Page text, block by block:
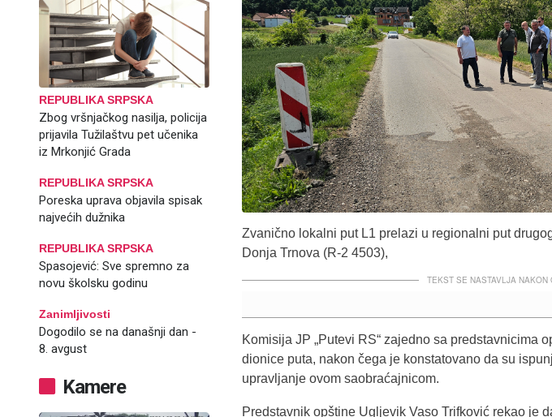
REPUBLIKA SRPSKA
Zbog vršnjačkog nasilja, policija
prijavila Tužilaštvu pet učenika
iz Mrkonjić Grada
REPUBLIKA SRPSKA
Poreska uprava objavila spisak
najvećih dužnika
REPUBLIKA SRPSKA
Spasojević: Sve spremno za
novu školsku godinu
Zanimljivosti
Dogodilo se na današnji dan -
8. avgust
Kamere
Zvanično lokalni put L1 prelazi u regionalni put
Donja Trnova (R-2 4503),
TEKST SE NASTAVLJA NAKON
Komisija JP „Putevi RS“ zajedno sa predstavnicima
dionice puta, nakon čega je konstatovano da su
upravljanje ovom saobraćajnicom.
Predstavnik opštine Ugljevik Vaso Trifković rekao je